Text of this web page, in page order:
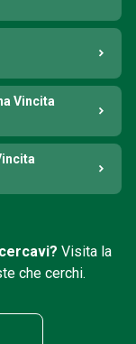
Vincita
Visita la
che cerchi.